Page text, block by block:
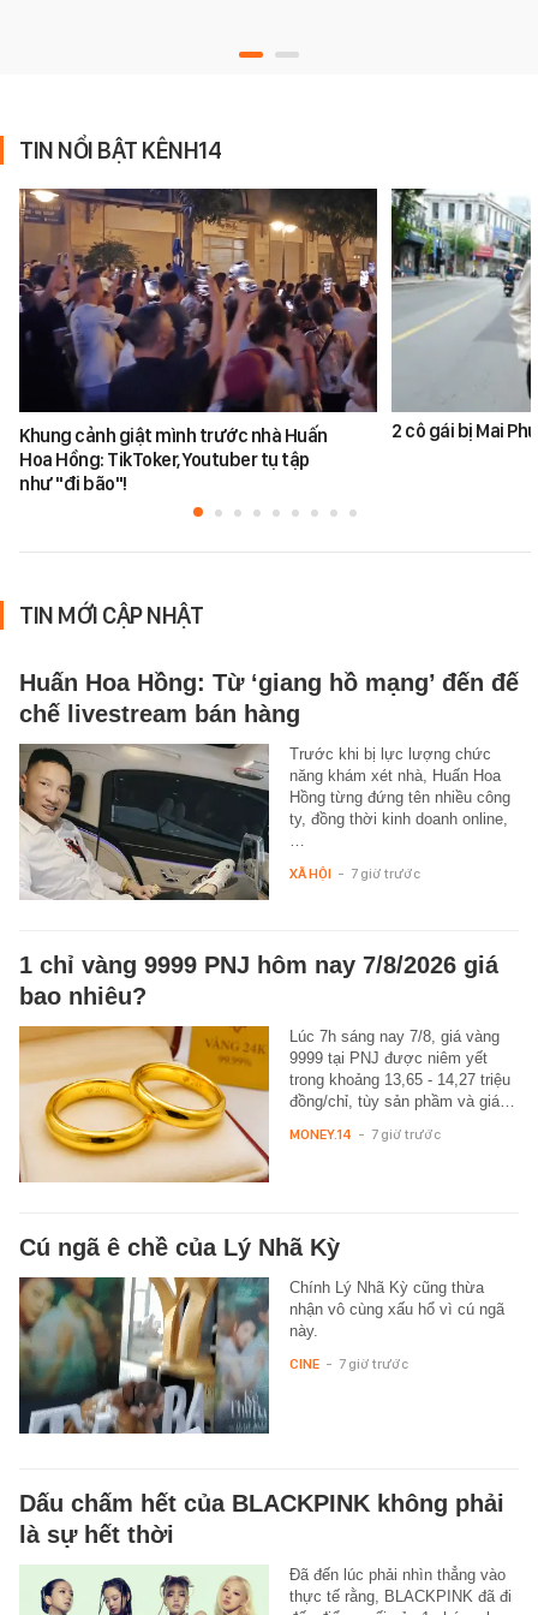
TIN NỔI BẬT KÊNH14
Khung cảnh giật mình trước nhà Huấn
Hoa Hồng: TikToker, Youtuber tụ tập
như "đi bão"!
2 cô gái bị Mai
TIN MỚI CẬP NHẬT
Huấn Hoa Hồng: Từ ‘giang hồ mạng’ đến đế
chế livestream bán hàng
Trước khi bị lực lượng chức
năng khám xét nhà, Huấn Hoa
Hồng từng đứng tên nhiều công
ty, đồng thời kinh doanh online,
…
XÃ HỘI - 7 giờ trước
1 chỉ vàng 9999 PNJ hôm nay 7/8/2026 giá
bao nhiêu?
Lúc 7h sáng nay 7/8, giá vàng
9999 tại PNJ được niêm yết
trong khoảng 13,65 - 14,27 triệu
đồng/chỉ, tùy sản phầm và giá…
MONEY.14 - 7 giờ trước
Cú ngã ê chề của Lý Nhã Kỳ
Chính Lý Nhã Kỳ cũng thừa
nhận vô cùng xấu hổ vì cú ngã
này.
CINE - 7 giờ trước
Dấu chấm hết của BLACKPINK không phải
là sự hết thời
Đã đến lúc phải nhìn thẳng vào
thực tế rằng, BLACKPINK đã đi